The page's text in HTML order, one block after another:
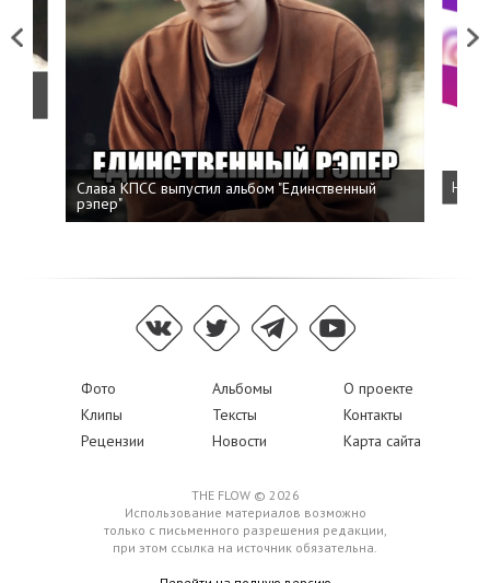
Previous
Слава КПСС выпустил альбом "Единственный
рэпер"
Next
Фото Альбомы
О проекте
Клипы
Тексты
Контакты
Рецензии
Новости Карта сайта
THE FLOW © 2026
Использование материалов возможно
только с письменного разрешения редакции,
при этом ссылка на источник обязательна.